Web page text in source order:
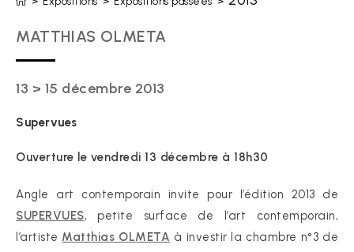
MATTHIAS OLMETA
13 > 15 décembre 2013
Supervues
Ouverture le vendredi 13 décembre à 18h30
Angle art contemporain invite pour l’édition 2013 de
SUPERVUES, petite surface de l’art contemporain,
l’artiste Matthias OLMETA à investir la chambre n°3 de